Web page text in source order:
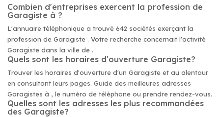
Combien d'entreprises exercent la profession de
Garagiste à ?
L'annuaire téléphonique a trouvé 642 sociétés exerçant la
profession de Garagiste . Votre recherche concernait l'activité
Garagiste dans la ville de .
Quels sont les horaires d'ouverture Garagiste?
Trouver les horaires d'ouverture d'un Garagiste et au alentour
en consultant leurs pages. Guide des meilleures adresses
Garagistes à , le numéro de téléphone ou prendre rendez-vous.
Quelles sont les adresses les plus recommandées
des Garagiste?